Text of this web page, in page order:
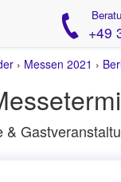
+49
› Messen 2021 ›